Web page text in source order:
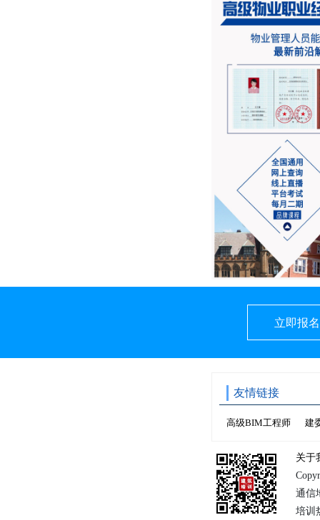
立即报名
友情链接
高级BIM工程师 建
关于
通信
培训